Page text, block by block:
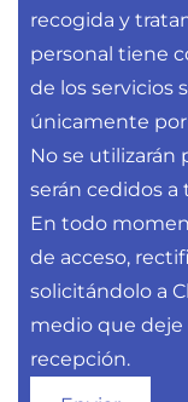
recogida y
personal tiene
de los servicios
únicamente por
No se utilizarán
serán cedidos
En todo
de acceso,
solicitándolo a
medio que deje
recepción.